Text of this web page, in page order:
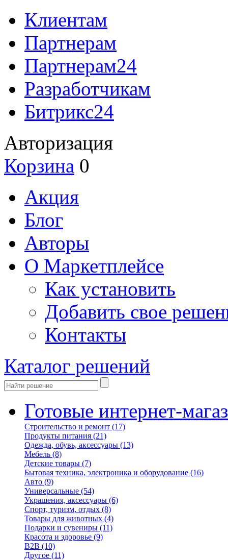
Клиентам
Партнерам
Партнерам24
Разработчикам
Битрикс24
Авторизация
Корзина 0
Акция
Блог
Авторы
О Маркетплейсе
Как установить
Добавить свое
Контакты
Каталог решений
Готовые интернет-
Строительство и ремонт (17)
Продукты питания (21)
Одежда, обувь, аксессуары (13)
Мебель (8)
Детские товары (7)
Бытовая техника, электроника и оборудование (16)
Авто (9)
Универсальные (54)
Украшения, аксессуары (6)
Спорт, туризм, отдых (8)
Товары для животных (4)
Подарки и сувениры (11)
Красота и здоровье (9)
B2B (10)
Другое (11)